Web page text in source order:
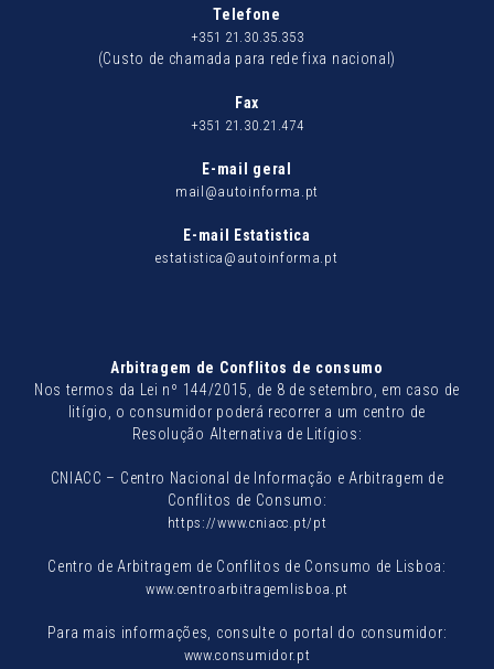
Telefone
+351 21.30.35.353
(Custo de chamada para rede fixa nacional)
Fax
+351 21.30.21.474
E-mail geral
mail@autoinforma.pt
E-mail Estatistica
estatistica@autoinforma.pt
Arbitragem de Conflitos de consumo
Nos termos da Lei nº 144/2015, de 8 de setembro, em caso de
litígio, o consumidor poderá recorrer a um centro de
Resolução Alternativa de Litígios:
CNIACC – Centro Nacional de Informação e Arbitragem de
Conflitos de Consumo:
https://www.cniacc.pt/pt
Centro de Arbitragem de Conflitos de Consumo de Lisboa:
www.centroarbitragemlisboa.pt
Para mais informações, consulte o portal do consumidor:
www.consumidor.pt